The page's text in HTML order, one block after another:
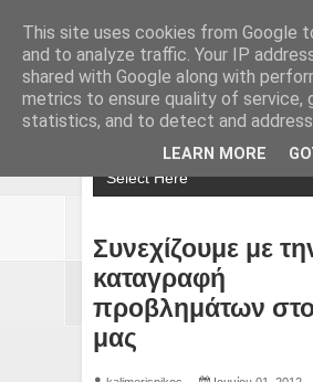
Συνεχίζουμε με
καταγραφή
προβλημάτων
μας
This site uses cookies from Google
and to analyze traffic. Your IP
shared with Google along with
metrics to ensure quality of service,
statistics, and to detect and address
LEARN MORE